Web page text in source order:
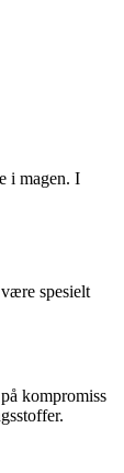
i magen. I
spesielt
kompromiss